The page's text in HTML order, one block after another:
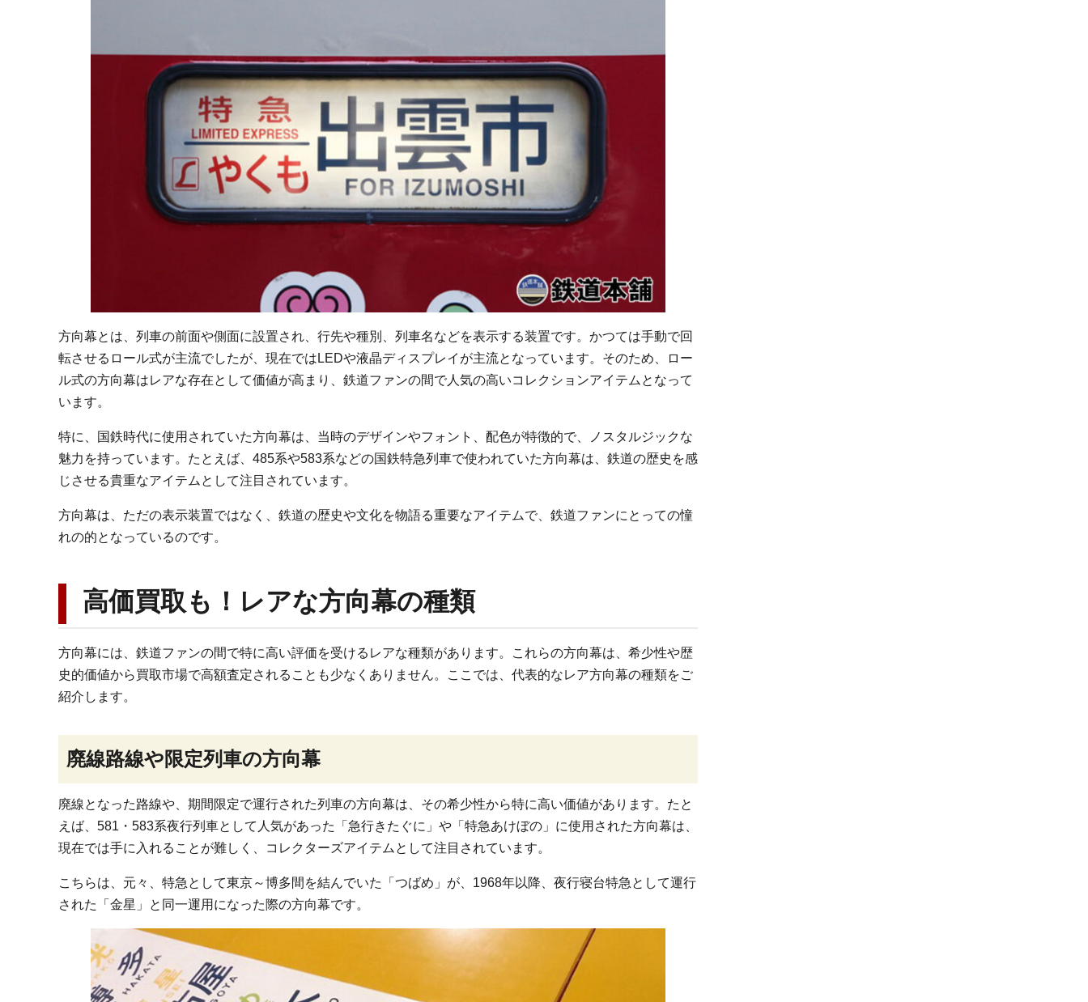
方向幕とは、列車の前面や側面に設置され、行先や種別、列車名などを表示する装置です。かつては手動で回
転させるロール式が主流でしたが、現在ではLEDや液晶ディスプレイが主流となっています。そのため、ロー
ル式の方向幕はレアな存在として価値が高まり、鉄道ファンの間で人気の高いコレクションアイテムとなって
います。
特に、国鉄時代に使用されていた方向幕は、当時のデザインやフォント、配色が特徴的で、ノスタルジックな
魅力を持っています。たとえば、485系や583系などの国鉄特急列車で使われていた方向幕は、鉄道の歴史を感
じさせる貴重なアイテムとして注目されています。
方向幕は、ただの表示装置ではなく、鉄道の歴史や文化を物語る重要なアイテムで、鉄道ファンにとっての憧
れの的となっているのです。
高価買取も！レアな方向幕の種類
方向幕には、鉄道ファンの間で特に高い評価を受けるレアな種類があります。これらの方向幕は、希少性や歴
史的価値から買取市場で高額査定されることも少なくありません。ここでは、代表的なレア方向幕の種類をご
紹介します。
廃線路線や限定列車の方向幕
廃線となった路線や、期間限定で運行された列車の方向幕は、その希少性から特に高い価値があります。たと
えば、581・583系夜行列車として人気があった「急行きたぐに」や「特急あけぼの」に使用された方向幕は、
現在では手に入れることが難しく、コレクターズアイテムとして注目されています。
こちらは、元々、特急として東京～博多間を結んでいた「つばめ」が、1968年以降、夜行寝台特急として運行
された「金星」と同一運用になった際の方向幕です。